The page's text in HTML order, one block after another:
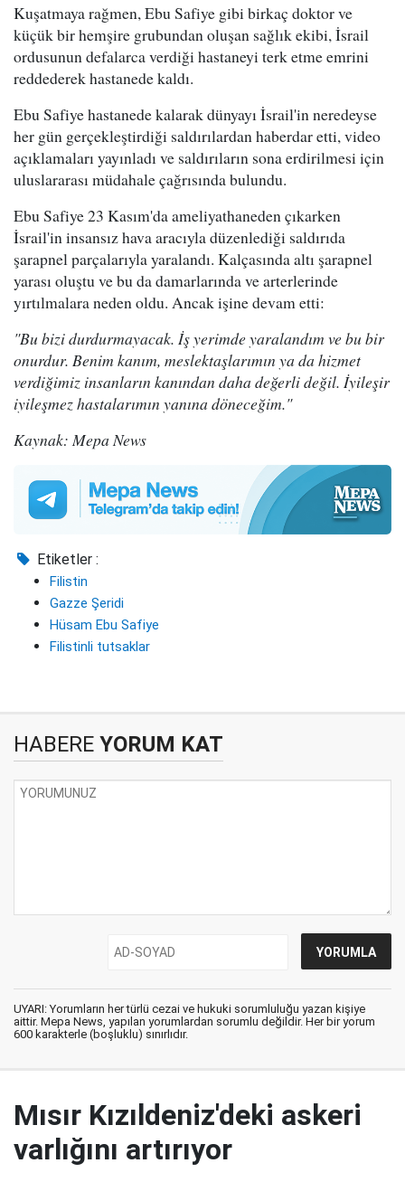
Kuşatmaya rağmen, Ebu Safiye gibi birkaç doktor ve
küçük bir hemşire grubundan oluşan sağlık ekibi, İsrail
ordusunun defalarca verdiği hastaneyi terk etme emrini
reddederek hastanede kaldı.
Ebu Safiye hastanede kalarak dünyayı İsrail'in neredeyse
her gün gerçekleştirdiği saldırılardan haberdar etti, video
açıklamaları yayınladı ve saldırıların sona erdirilmesi için
uluslararası müdahale çağrısında bulundu.
Ebu Safiye 23 Kasım'da ameliyathaneden çıkarken
İsrail'in insansız hava aracıyla düzenlediği saldırıda
şarapnel parçalarıyla yaralandı. Kalçasında altı şarapnel
yarası oluştu ve bu da damarlarında ve arterlerinde
yırtılmalara neden oldu. Ancak işine devam etti:
"Bu bizi durdurmayacak. İş yerimde yaralandım ve bu bir
onurdur. Benim kanım, meslektaşlarımın ya da hizmet
verdiğimiz insanların kanından daha değerli değil. İyileşir
iyileşmez hastalarımın yanına döneceğim."
Kaynak: Mepa News
Etiketler :
Filistin
Gazze Şeridi
Hüsam Ebu Safiye
Filistinli tutsaklar
HABERE YORUM KAT
UYARI: Yorumların her türlü cezai ve hukuki sorumluluğu yazan kişiye
aittir. Mepa News, yapılan yorumlardan sorumlu değildir. Her bir yorum
600 karakterle (boşluklu) sınırlıdır.
Mısır Kızıldeniz'deki askeri
varlığını artırıyor